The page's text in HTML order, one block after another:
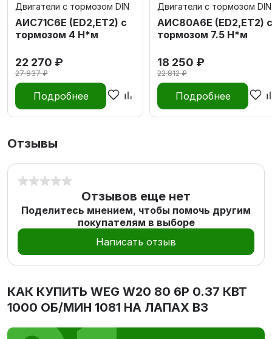
Двигатели с тормозом DIN
АИС71С6Е (ED2,ET2) с
тормозом 4 Н*м
22 270 ₽
27 837 ₽
Подробнее
Двигатели с тормозом DIN
АИС80А6Е (ED2,ET2) с
тормозом 7.5 Н*м
18 250 ₽
22 812 ₽
Подробнее
Отзывы
Отзывов еще нет
Поделитесь мнением, чтобы помочь другим
покупателям в выборе
Написать отзыв
КАК КУПИТЬ WEG W20 80 6P 0.37 КВТ
1000 ОБ/МИН 1081 НА ЛАПАХ В3